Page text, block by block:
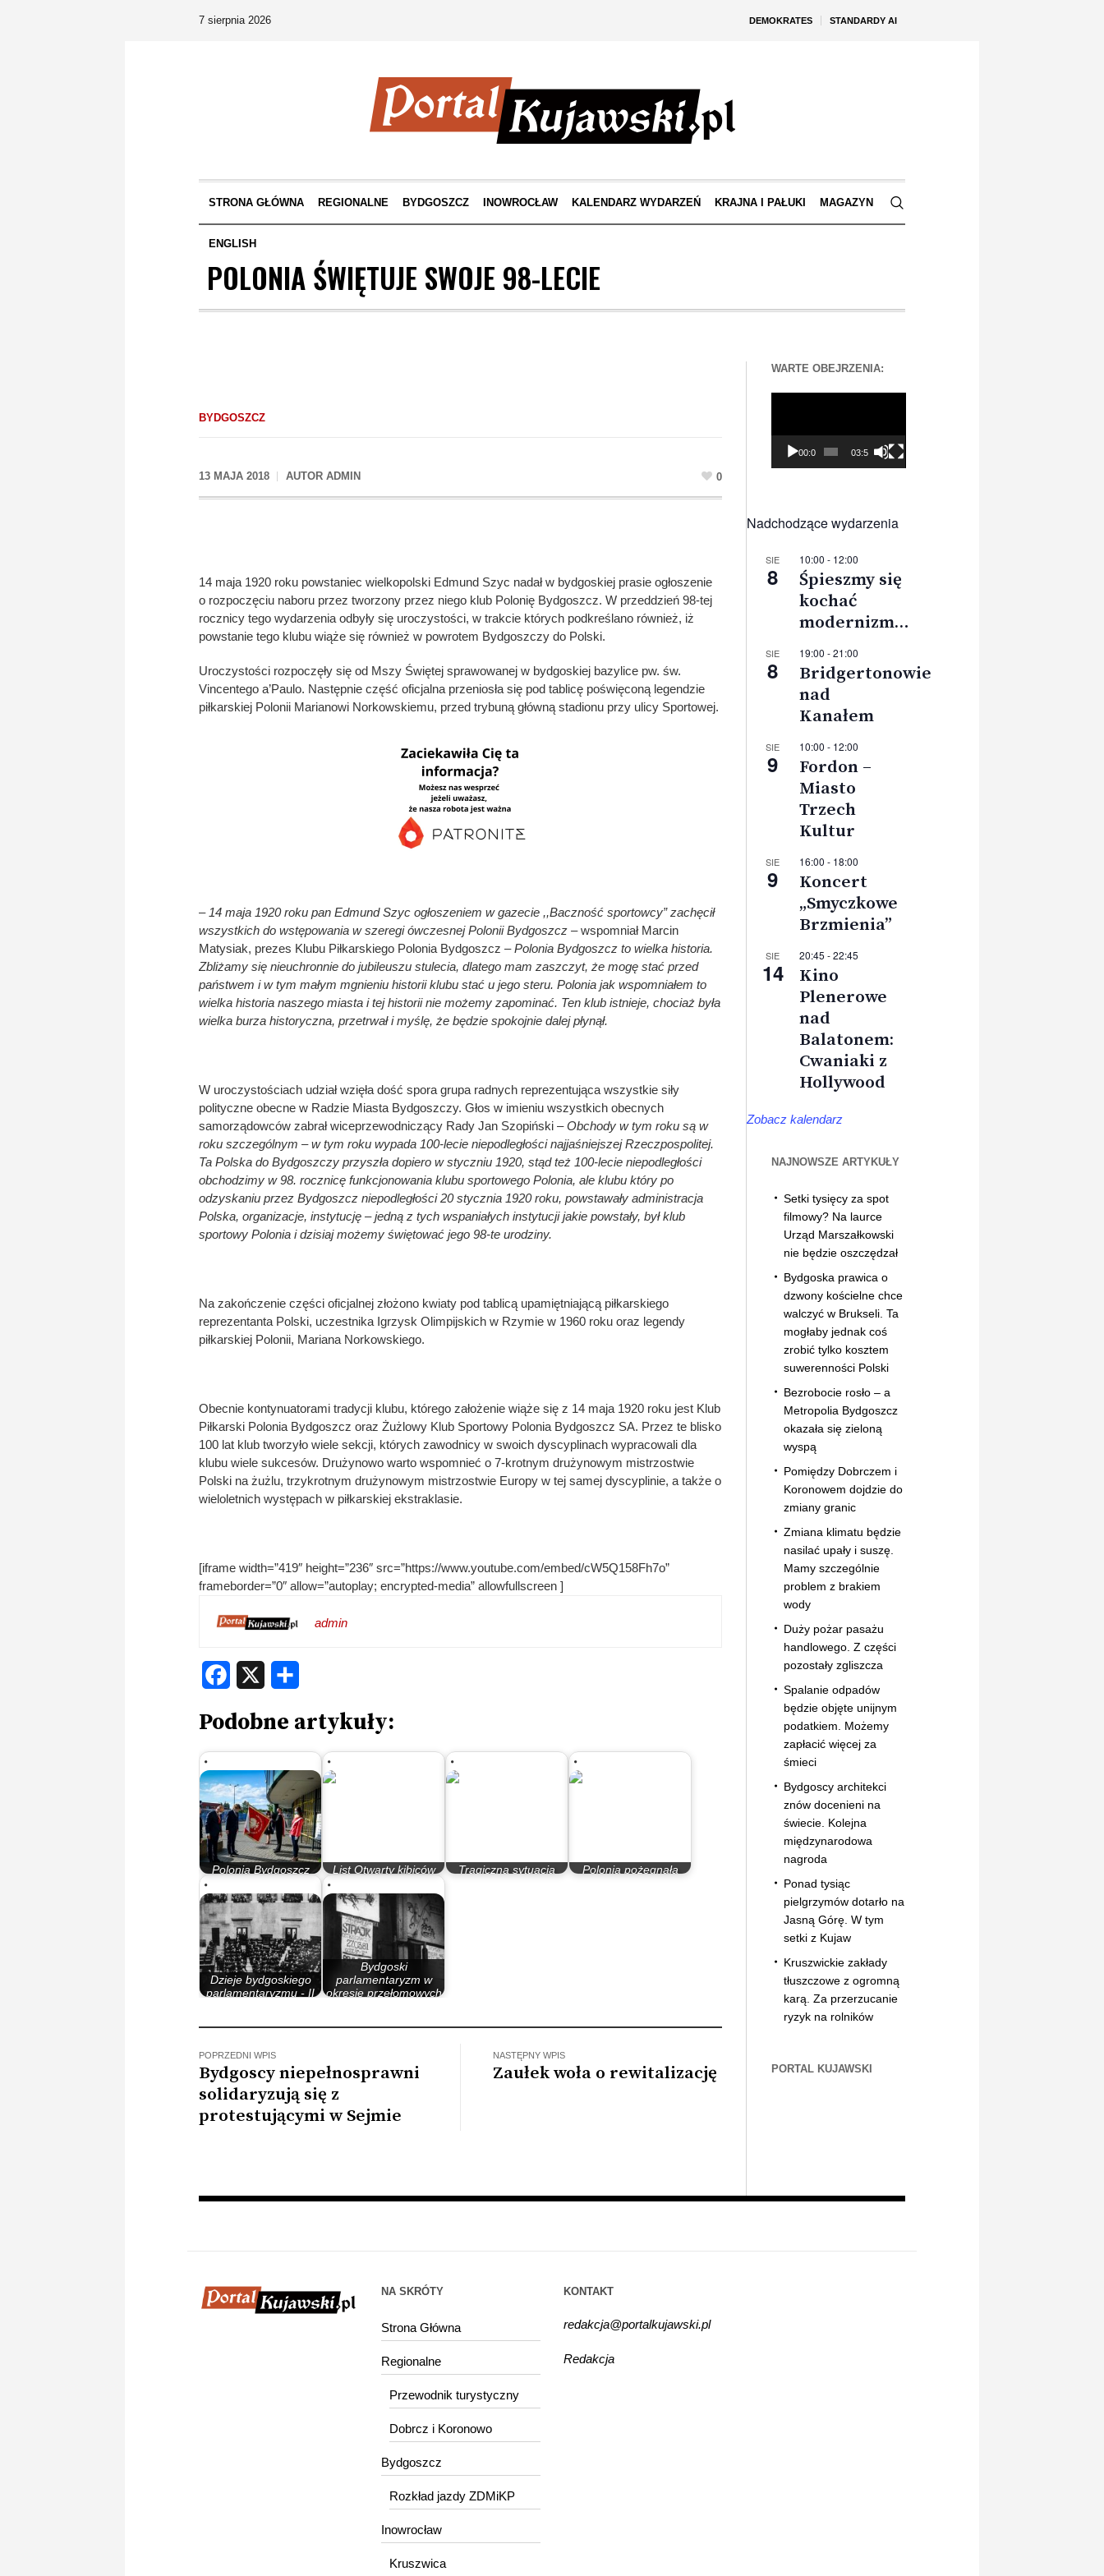
DEMOKRATES STANDARDY AI
7 sierpnia 2026
STRONA GŁÓWNA REGIONALNE BYDGOSZCZ INOWROCŁAW KALENDARZ WYDARZEŃ KRAJNA I PAŁUKI MAGAZYN
ENGLISH
POLONIA ŚWIĘTUJE SWOJE 98-LECIE
BYDGOSZCZ
13 MAJA 2018 AUTOR ADMIN 0
14 maja 1920 roku powstaniec wielkopolski Edmund Szyc nadał w bydgoskiej prasie ogłoszenie
o rozpoczęciu naboru przez tworzony przez niego klub Polonię Bydgoszcz. W przeddzień 98-tej
rocznicy tego wydarzenia odbyły się uroczystości, w trakcie których podkreślano również, iż
powstanie tego klubu wiąże się również w powrotem Bydgoszczy do Polski.
Uroczystości rozpoczęły się od Mszy Świętej sprawowanej w bydgoskiej bazylice pw. św.
Vincentego a’Paulo. Następnie część oficjalna przeniosła się pod tablicę poświęconą legendzie
piłkarskiej Polonii Marianowi Norkowskiemu, przed trybuną główną stadionu przy ulicy Sportowej.
– 14 maja 1920 roku pan Edmund Szyc ogłoszeniem w gazecie ,,Baczność sportowcy” zachęcił
wszystkich do wstępowania w szeregi ówczesnej Polonii Bydgoszcz –wspomniał Marcin
Matysiak, prezes Klubu Piłkarskiego Polonia Bydgoszcz –Polonia Bydgoszcz to wielka historia.
Zbliżamy się nieuchronnie do jubileuszu stulecia, dlatego mam zaszczyt, że mogę stać przed
państwem i w tym małym mgnieniu historii klubu stać u jego steru. Polonia jak wspomniałem to
wielka historia naszego miasta i tej historii nie możemy zapominać. Ten klub istnieje, chociaż była
wielka burza historyczna, przetrwał i myślę, że będzie spokojnie dalej płynął.
W uroczystościach udział wzięła dość spora grupa radnych reprezentująca wszystkie siły
polityczne obecne w Radzie Miasta Bydgoszczy. Głos w imieniu wszystkich obecnych
samorządowców zabrał wiceprzewodniczący Rady Jan Szopiński –Obchody w tym roku są w
roku szczególnym – w tym roku wypada 100-lecie niepodległości najjaśniejszej Rzeczpospolitej.
Ta Polska do Bydgoszczy przyszła dopiero w styczniu 1920, stąd też 100-lecie niepodległości
obchodzimy w 98. rocznicę funkcjonowania klubu sportowego Polonia, ale klubu który po
odzyskaniu przez Bydgoszcz niepodległości 20 stycznia 1920 roku, powstawały administracja
Polska, organizacje, instytucję – jedną z tych wspaniałych instytucji jakie powstały, był klub
sportowy Polonia i dzisiaj możemy świętować jego 98-te urodziny.
Na zakończenie części oficjalnej złożono kwiaty pod tablicą upamiętniającą piłkarskiego
reprezentanta Polski, uczestnika Igrzysk Olimpijskich w Rzymie w 1960 roku oraz legendy
piłkarskiej Polonii, Mariana Norkowskiego.
Obecnie kontynuatorami tradycji klubu, którego założenie wiąże się z 14 maja 1920 roku jest Klub
Piłkarski Polonia Bydgoszcz oraz Żużlowy Klub Sportowy Polonia Bydgoszcz SA. Przez te blisko
100 lat klub tworzyło wiele sekcji, których zawodnicy w swoich dyscyplinach wypracowali dla
klubu wiele sukcesów. Drużynowo warto wspomnieć o 7-krotnym drużynowym mistrzostwie
Polski na żużlu, trzykrotnym drużynowym mistrzostwie Europy w tej samej dyscyplinie, a także o
wieloletnich występach w piłkarskiej ekstraklasie.
[iframe width=”419″ height=”236″ src=”https://www.youtube.com/embed/cW5Q158Fh7o”
frameborder=”0″ allow=”autoplay; encrypted-media” allowfullscreen ]
admin
Facebook
Podobne artykuły:
Polonia Bydgoszcz
List Otwarty kibiców
Tragiczna sytuacja
Polonia pożegnała
Dzieje bydgoskiego
parlamentaryzmu - II
Bydgoski
parlamentaryzm w
okresie przełomowych
POPRZEDNI WPIS
Bydgoscy niepełnosprawni
solidaryzują się z
protestującymi w Sejmie
NASTĘPNY WPIS
Zaułek woła o rewitalizację
WARTE OBEJRZENIA:
00:00 03:56
Nadchodzące wydarzenia
SIE
8
10:00 - 12:00
Śpieszmy się
kochać
modernizm…
SIE
8
19:00 -21:00
Bridgertonowie
nad
Kanałem
SIE
9
10:00 - 12:00
Fordon –
Miasto
Trzech
Kultur
SIE
9
16:00 - 18:00
Koncert
„Smyczkowe
Brzmienia”
SIE
14
20:45 -22:45
Kino
Plenerowe
nad
Balatonem:
Cwaniaki z
Hollywood
Zobacz kalendarz
NAJNOWSZE ARTYKUŁY
Setki tysięcy za spot
filmowy? Na laurce
Urząd Marszałkowski
nie będzie oszczędzał
Bydgoska prawica o
dzwony kościelne chce
walczyć w Brukseli. Ta
mogłaby jednak coś
zrobić tylko kosztem
suwerenności Polski
Bezrobocie rosło – a
Metropolia Bydgoszcz
okazała się zieloną
wyspą
Pomiędzy Dobrczem i
Koronowem dojdzie do
zmiany granic
Zmiana klimatu będzie
nasilać upały i suszę.
Mamy szczególnie
problem z brakiem
wody
Duży pożar pasażu
handlowego. Z części
pozostały zgliszcza
Spalanie odpadów
będzie objęte unijnym
podatkiem. Możemy
zapłacić więcej za
śmieci
Bydgoscy architekci
znów docenieni na
świecie. Kolejna
międzynarodowa
nagroda
Ponad tysiąc
pielgrzymów dotarło na
Jasną Górę. W tym
setki z Kujaw
Kruszwickie zakłady
tłuszczowe z ogromną
karą. Za przerzucanie
ryzyk na rolników
PORTAL KUJAWSKI
NA SKRÓTY
Strona Główna
Regionalne
Przewodnik turystyczny
Dobrcz i Koronowo
Bydgoszcz
Rozkład jazdy ZDMiKP
Inowrocław
Kruszwica
KONTAKT
redakcja@portalkujawski.pl
Redakcja